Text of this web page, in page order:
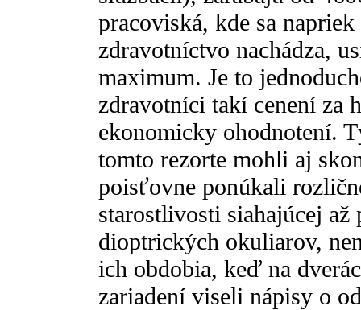
pracoviská, kde sa
zdravotníctvo nachádza,
maximum. Je to
zdravotníci takí cenení za
ekonomicky ohodnotení.
tomto rezorte mohli aj
poisťovne ponúkali
starostlivosti siahajúcej
dioptrických okuliarov,
ich obdobia, keď na
zariadení viseli nápisy o